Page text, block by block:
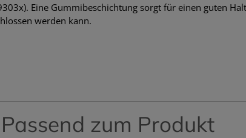
Eine Gummibeschichtung sorgt für einen guten
werden kann.
Passend zum Produkt